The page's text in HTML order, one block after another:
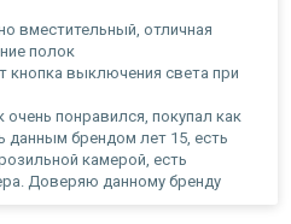
вместительный, отличная
полок
кнопка выключения света при
очень понравился, покупал как
брендом лет 15, есть
камерой, есть
Доверяю данному бренду